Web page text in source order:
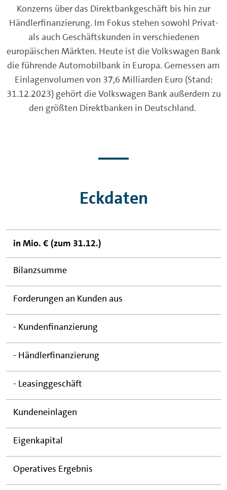
Konzerns über das Direktbankgeschäft bis hin zur
Händlerfinanzierung. Im Fokus stehen sowohl Privat-
als auch Geschäftskunden in verschiedenen
europäischen Märkten. Heute ist die Volkswagen Bank
die führende Automobilbank in Europa. Gemessen am
Einlagenvolumen von 37,6 Milliarden Euro (Stand:
31.12.2023) gehört die Volkswagen Bank außerdem zu
den größten Direktbanken in Deutschland.
Eckdaten
in Mio. € (zum 31.12.)
Bilanzsumme
Forderungen an Kunden aus
- Kundenfinanzierung
- Händlerfinanzierung
- Leasinggeschäft
Kundeneinlagen
Eigenkapital
Operatives Ergebnis